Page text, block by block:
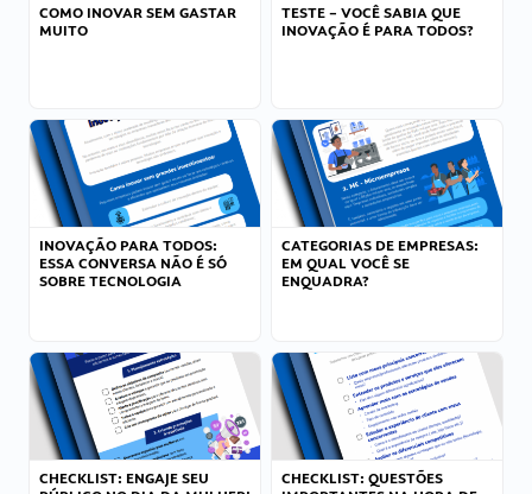
COMO INOVAR SEM GASTAR
MUITO
TESTE – VOCÊ SABIA QUE
INOVAÇÃO É PARA TODOS?
INOVAÇÃO PARA TODOS:
ESSA CONVERSA NÃO É SÓ
SOBRE TECNOLOGIA
CATEGORIAS DE EMPRESAS:
EM QUAL VOCÊ SE
ENQUADRA?
CHECKLIST: ENGAJE SEU
CHECKLIST: QUESTÕES